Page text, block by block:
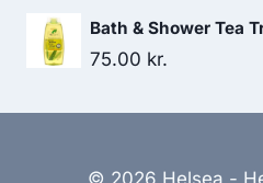
Bath & Shower Tea
75.00 kr.
© 2026 Helsea -